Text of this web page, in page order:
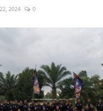
2024 0